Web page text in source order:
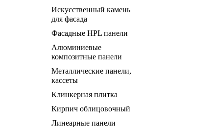
Искусственный камень
для фасада
Фасадные HPL панели
Алюминиевые
композитные панели
Металлические панели,
кассеты
Клинкерная плитка
Кирпич облицовочный
Линеарные панели